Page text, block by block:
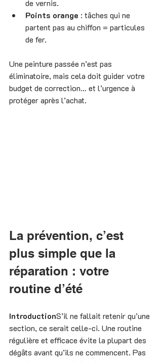
de vernis.
Points orange : tâches qui ne
partent pas au chiffon = particules
de fer.
Une peinture passée n’est pas
éliminatoire, mais cela doit guider votre
budget de correction… et l’urgence à
protéger après l’achat.
La prévention, c’est
plus simple que la
réparation : votre
routine d’été
IntroductionS’il ne fallait retenir qu’une
section, ce serait celle-ci. Une routine
régulière et efficace évite la plupart des
dégâts avant qu’ils ne commencent. Pas